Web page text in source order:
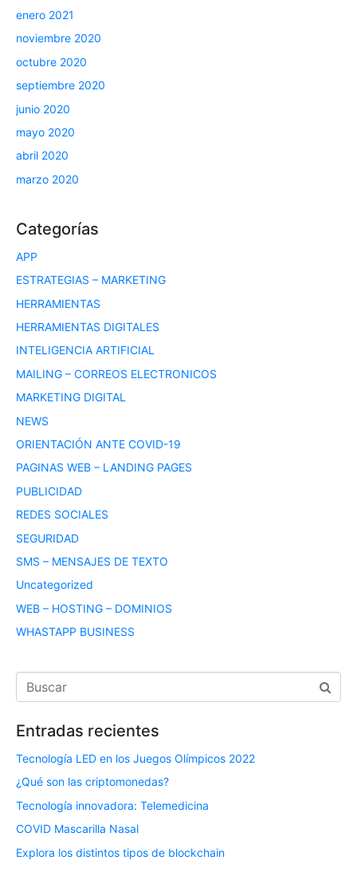
enero 2021
noviembre 2020
octubre 2020
septiembre 2020
junio 2020
mayo 2020
abril 2020
marzo 2020
Categorías
APP
ESTRATEGIAS – MARKETING
HERRAMIENTAS
HERRAMIENTAS DIGITALES
INTELIGENCIA ARTIFICIAL
MAILING – CORREOS ELECTRONICOS
MARKETING DIGITAL
NEWS
ORIENTACIÓN ANTE COVID-19
PAGINAS WEB – LANDING PAGES
PUBLICIDAD
REDES SOCIALES
SEGURIDAD
SMS – MENSAJES DE TEXTO
Uncategorized
WEB – HOSTING – DOMINIOS
WHASTAPP BUSINESS
Entradas recientes
Tecnología LED en los Juegos Olímpicos 2022
¿Qué son las criptomonedas?
Tecnología innovadora: Telemedicina
COVID Mascarilla Nasal
Explora los distintos tipos de blockchain